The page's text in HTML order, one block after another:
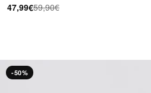
47,99€59,90€
-50%